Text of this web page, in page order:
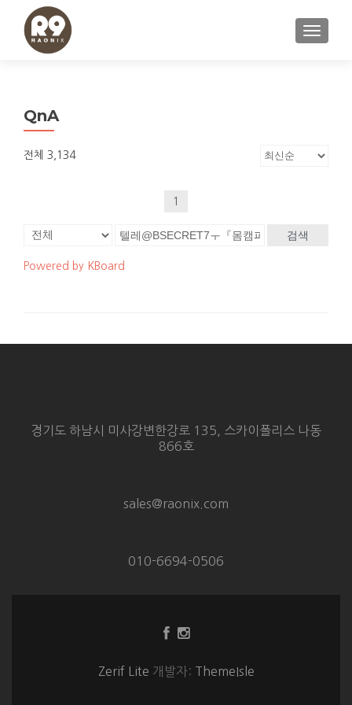
내비게
QnA
전체 3,134
1
검색
Powered by KBoard
경기도 하남시 미사강변한강로 135, 스카이폴리스 나동
866호
sales@raonix.com
010-6694-0506
Facebook
크
Instagram
크
Zerif Lite 개발자: ThemeIsle